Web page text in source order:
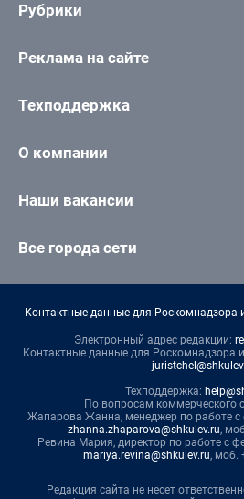
Рубрики
Реклама на сайте
Техподдержка
О компании
Наши вакансии
Все города сети
Контактные данные для Роскомнадзора
Электронный адрес редакции:
Контактные данные для Роскомнадзора
Техподдержка:
По вопросам коммерческого
Жапарова Жанна, менеджер по работе
zhanna.zhaparova@shkulev.ru,
Ревина Мария, директор по работе с
mariya.revina@shkulev.ru, моб.
Редакция сайта не несет